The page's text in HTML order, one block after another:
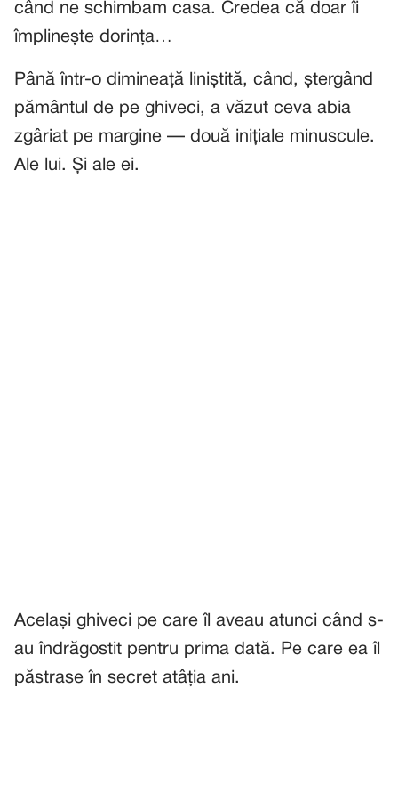
când ne schimbam casa. Credea că doar îi
împlinește dorința…
Până într-o dimineață liniștită, când, ștergând
pământul de pe ghiveci, a văzut ceva abia
zgâriat pe margine — două inițiale minuscule.
Ale lui. Și ale ei.
Același ghiveci pe care îl aveau atunci când s-
au îndrăgostit pentru prima dată. Pe care ea îl
păstrase în secret atâția ani.